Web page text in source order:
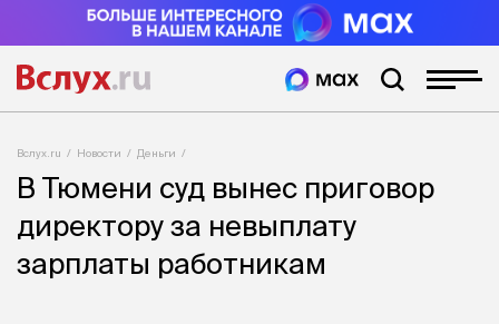
Вслух.ru Новости Деньги
В Тюмени суд вынес приговор
директору за невыплату
зарплаты работникам